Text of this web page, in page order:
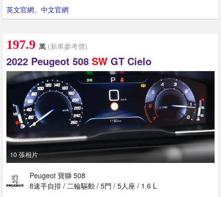
英文官網、 中文官網
197.9 萬 (新車參考價)
2022 Peugeot 508 SW GT Cielo
10 張相片
Peugeot 寶獅 508
8速手自排 / 二輪驅動 / 5門 / 5人座 / 1.6 L